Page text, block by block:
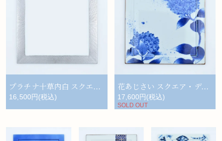
プラチナ十草内白 スクエア・ディナープレート
16,500円(税込)
花あじさい スクエア・ディナープレート
17,600円(税込)
SOLD OUT